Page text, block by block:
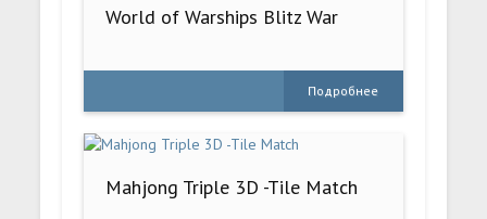
World of Warships Blitz War
Подробнее
Mahjong Triple 3D -Tile Match